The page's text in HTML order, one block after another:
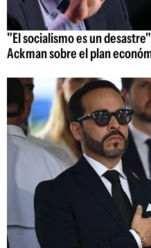
"El socialismo es un
Ackman sobre el plan